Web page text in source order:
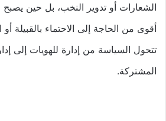
الشعارات أو تدوير النخب، بل حين يصبح
أقوى من الحاجة إلى الاحتماء بالقبيلة
تتحول السياسة من إدارة للهويات إلى
المشتركة.